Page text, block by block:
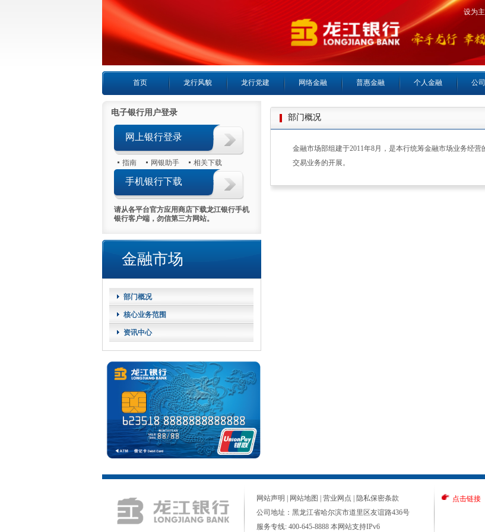
设为
首页 龙行风貌 龙行党建 网络金融 普惠金融 个人金融 公
电子银行用户登录
网上银行登录
指南 网银助手 相关下载
手机银行下载
请从各平台官方应用商店下载龙江银行手机
银行客户端，勿信第三方网站。
金融市场
部门概况
核心业务范围
资讯中心
部门概况
金融市场部组建于2011年8月，是本行统筹金融市场业务经
交易业务的开展。
网站声明 | 网站地图 | 营业网点 | 隐私保密条款
公司地址：黑龙江省哈尔滨市道里区友谊路436号
服务专线: 400-645-8888 本网站支持IPv6
点击链接